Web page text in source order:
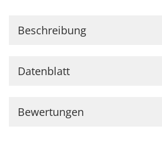
Beschreibung
Datenblatt
Bewertungen